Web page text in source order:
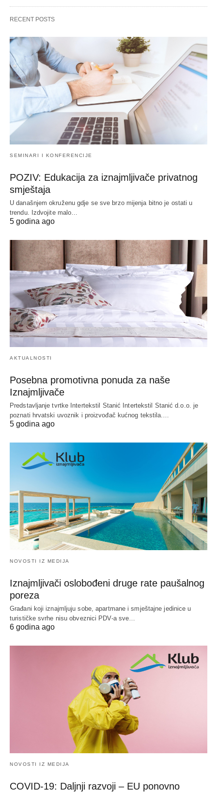
RECENT POSTS
SEMINARI I KONFERENCIJE
POZIV: Edukacija za iznajmljivače privatnog
smještaja
U današnjem okruženu gdje se sve brzo mijenja bitno je ostati u
trendu. Izdvojite malo…
5 godina ago
AKTUALNOSTI
Posebna promotivna ponuda za naše
Iznajmljivače
Predstavljanje tvrtke Intertekstil Stanić Intertekstil Stanić d.o.o. je
poznati hrvatski uvoznik i proizvođač kućnog tekstila.…
5 godina ago
NOVOSTI IZ MEDIJA
Iznajmljivači oslobođeni druge rate paušalnog
poreza
Građani koji iznajmljuju sobe, apartmane i smještajne jedinice u
turističke svrhe nisu obveznici PDV-a sve…
6 godina ago
NOVOSTI IZ MEDIJA
COVID-19: Daljnji razvoji – EU ponovno